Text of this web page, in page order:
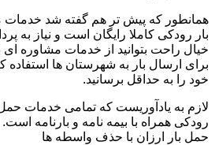
همانطور که پیش تر هم گفته شد خدمات
بار رودکی کاملا رایگان است و نیاز به
خیال راحت بتوانید از خدمات مشاوره ای
برای ارسال بار به شهرستان ها استفاده
خود را به حداقل برسانید.
لازم به یادآوریست که تمامی خدمات حمل
رودکی همراه با بیمه نامه و بارنامه است.
حمل بار ارزان با حذف واسطه ها